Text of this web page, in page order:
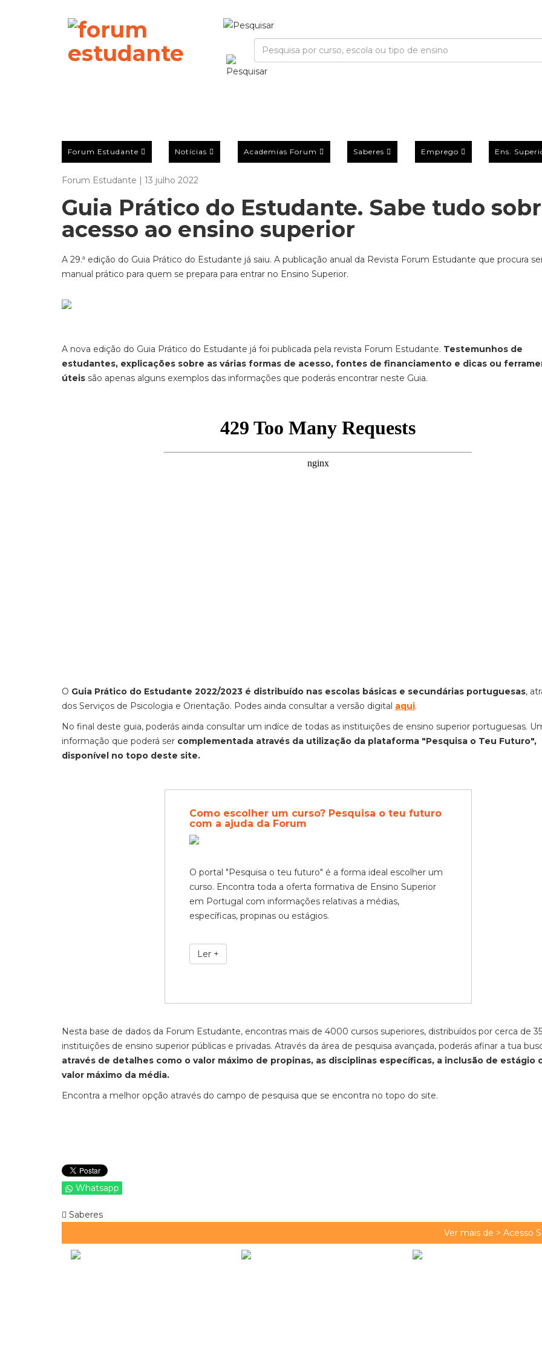
Forum Estudante Notícias Academias Forum Saberes Emprego Ens.
Forum Estudante | 13 julho 2022
Guia Prático do Estudante. Sabe tudo
acesso ao ensino superior
A 29.ª edição do Guia Prático do Estudante já saiu. A publicação anual da Revista Forum Estudante que procura
manual prático para quem se prepara para entrar no Ensino Superior.
A nova edição do Guia Prático do Estudante já foi publicada pela revista Forum Estudante. Testemunhos de
estudantes, explicações sobre as várias formas de acesso, fontes de financiamento e dicas ou
úteis são apenas alguns exemplos das informações que poderás encontrar neste Guia.
O Guia Prático do Estudante 2022/2023 é distribuído nas escolas básicas e secundárias portuguesas,
dos Serviços de Psicologia e Orientação. Podes ainda consultar a versão digital aqui.
No final deste guia, poderás ainda consultar um indíce de todas as instituições de ensino superior portuguesas.
informação que poderá ser complementada através da utilização da plataforma "Pesquisa o Teu Futuro",
disponível no topo deste site.
Como escolher um curso? Pesquisa o teu futuro
com a ajuda da Forum
O portal "Pesquisa o teu futuro" é a forma ideal escolher um
curso. Encontra toda a oferta formativa de Ensino Superior
em Portugal com informações relativas a médias,
específicas, propinas ou estágios.
Ler +
Nesta base de dados da Forum Estudante, encontras mais de 4000 cursos superiores, distribuídos por cerca de
instituições de ensino superior públicas e privadas. Através da área de pesquisa avançada, poderás afinar a tua
através de detalhes como o valor máximo de propinas, as disciplinas específicas, a inclusão de estágio
valor máximo da média.
Encontra a melhor opção através do campo de pesquisa que se encontra no topo do site.
Whatsapp
Saberes
Ver mais de > Acesso